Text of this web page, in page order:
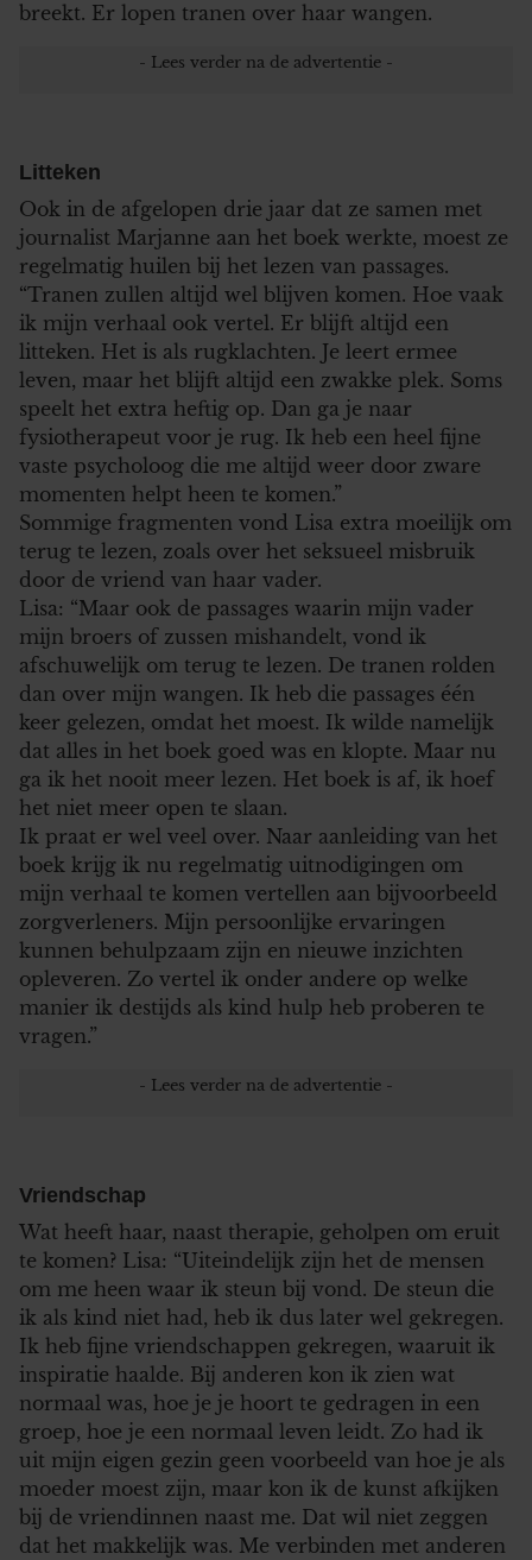
breekt. Er lopen tranen over haar wangen.
Litteken
Ook in de afgelopen drie jaar dat ze samen met
journalist Marjanne aan het boek werkte, moest ze
regelmatig huilen bij het lezen van passages.
“Tranen zullen altijd wel blijven komen. Hoe vaak
ik mijn verhaal ook vertel. Er blijft altijd een
litteken. Het is als rugklachten. Je leert ermee
leven, maar het blijft altijd een zwakke plek. Soms
speelt het extra heftig op. Dan ga je naar
fysiotherapeut voor je rug. Ik heb een heel fijne
vaste psycholoog die me altijd weer door zware
momenten helpt heen te komen.”
Sommige fragmenten vond Lisa extra moeilijk om
terug te lezen, zoals over het seksueel misbruik
door de vriend van haar vader.
Lisa: “Maar ook de passages waarin mijn vader
mijn broers of zussen mishandelt, vond ik
afschuwelijk om terug te lezen. De tranen rolden
dan over mijn wangen. Ik heb die passages één
keer gelezen, omdat het moest. Ik wilde namelijk
dat alles in het boek goed was en klopte. Maar nu
ga ik het nooit meer lezen. Het boek is af, ik hoef
het niet meer open te slaan.
Ik praat er wel veel over. Naar aanleiding van het
boek krijg ik nu regelmatig uitnodigingen om
mijn verhaal te komen vertellen aan bijvoorbeeld
zorgverleners. Mijn persoonlijke ervaringen
kunnen behulpzaam zijn en nieuwe inzichten
opleveren. Zo vertel ik onder andere op welke
manier ik destijds als kind hulp heb proberen te
vragen.”
Vriendschap
Wat heeft haar, naast therapie, geholpen om eruit
te komen? Lisa: “Uiteindelijk zijn het de mensen
om me heen waar ik steun bij vond. De steun die
ik als kind niet had, heb ik dus later wel gekregen.
Ik heb fijne vriendschappen gekregen, waaruit ik
inspiratie haalde. Bij anderen kon ik zien wat
normaal was, hoe je je hoort te gedragen in een
groep, hoe je een normaal leven leidt. Zo had ik
uit mijn eigen gezin geen voorbeeld van hoe je als
moeder moest zijn, maar kon ik de kunst afkijken
bij de vriendinnen naast me. Dat wil niet zeggen
dat het makkelijk was. Me verbinden met anderen